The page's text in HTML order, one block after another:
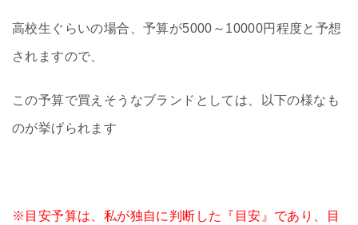
高校生ぐらいの場合、予算が5000～10000円程度と予想
されますので、
この予算で買えそうなブランドとしては、以下の様なも
のが挙げられます
※目安予算は、私が独自に判断した『目安』であり、目